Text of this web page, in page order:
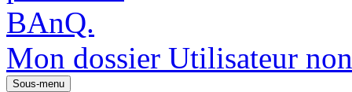
Mon dossier Utilisateur
Sous-menu